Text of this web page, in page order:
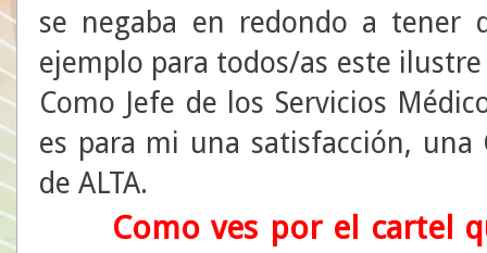
se negaba en redondo a tener
ejemplo para todos/as este
Como Jefe de los Servicios
es para mi una satisfacción, una
de ALTA.
Como ves por el cartel